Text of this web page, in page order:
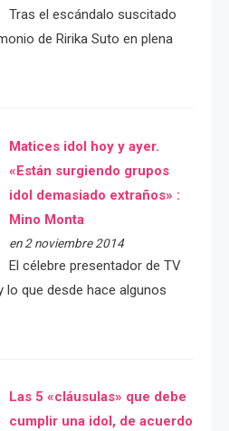
Tras el escándalo suscitado
de Ririka Suto en plena
Matices idol hoy y ayer.
«Están surgiendo grupos
idol demasiado extraños» :
Mino Monta
en 2 noviembre 2014
El célebre presentador de TV
que desde hace algunos
Las 5 «cláusulas» que debe
cumplir una idol, de acuerdo